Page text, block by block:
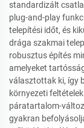
standardizált
plug-and-play
telepítési időt, és
drága szakmai
robusztus építés
amelyeket
választottak ki, így
környezeti
páratartalom-
gyakran